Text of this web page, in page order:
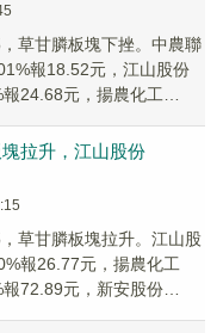
草甘膦板塊下挫。中農聯
報18.52元，江山股份
24.68元，揚農化工
塊拉升，江山股份
草甘膦板塊拉升。江山股
報26.77元，揚農化工
72.89元，新安股份